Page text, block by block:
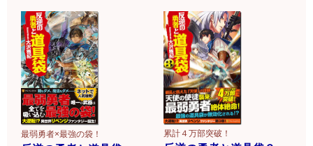
最弱勇者×最強の袋！ 累計４万部突破！